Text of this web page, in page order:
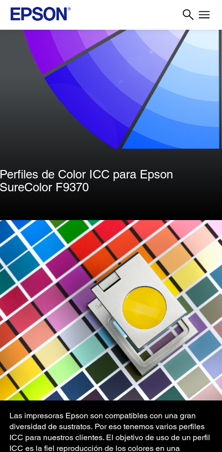
Perfiles de Color ICC para Epson
SureColor F9370
Las impresoras Epson son compatibles con una gran
diversidad de sustratos. Por eso tenemos varios perfiles
ICC para nuestros clientes. El objetivo de uso de un perfil
ICC es la fiel reproducción de los colores en una